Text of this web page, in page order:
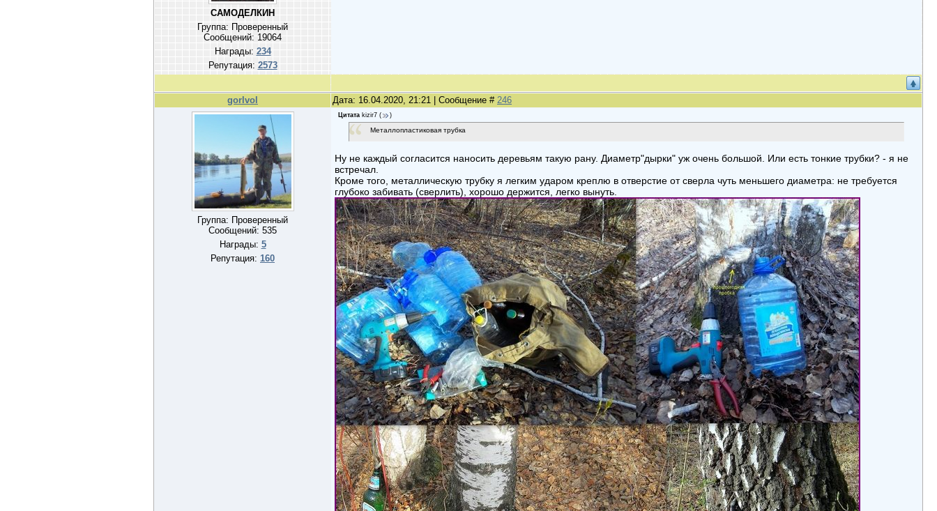
САМОДЕЛКИН
Группа: Проверенный
Сообщений: 19064
Награды: 234
Репутация: 2573
gorlvol Дата: 16.04.2020, 21:21 | Сообщение # 246
Группа: Проверенный
Сообщений: 535
Награды: 5
Репутация: 160
Цитата kizir7 ( )
Металлопластиковая трубка
Ну не каждый согласится наносить деревьям такую рану. Диаметр"дырки" уж очень большой. Или есть тонкие трубки? - я не
встречал.
Кроме того, металлическую трубку я легким ударом креплю в отверстие от сверла чуть меньшего диаметра: не требуется
глубоко забивать (сверлить), хорошо держится, легко вынуть.